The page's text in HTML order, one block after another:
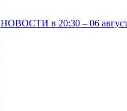
НОВОСТИ в 20:30 – 06